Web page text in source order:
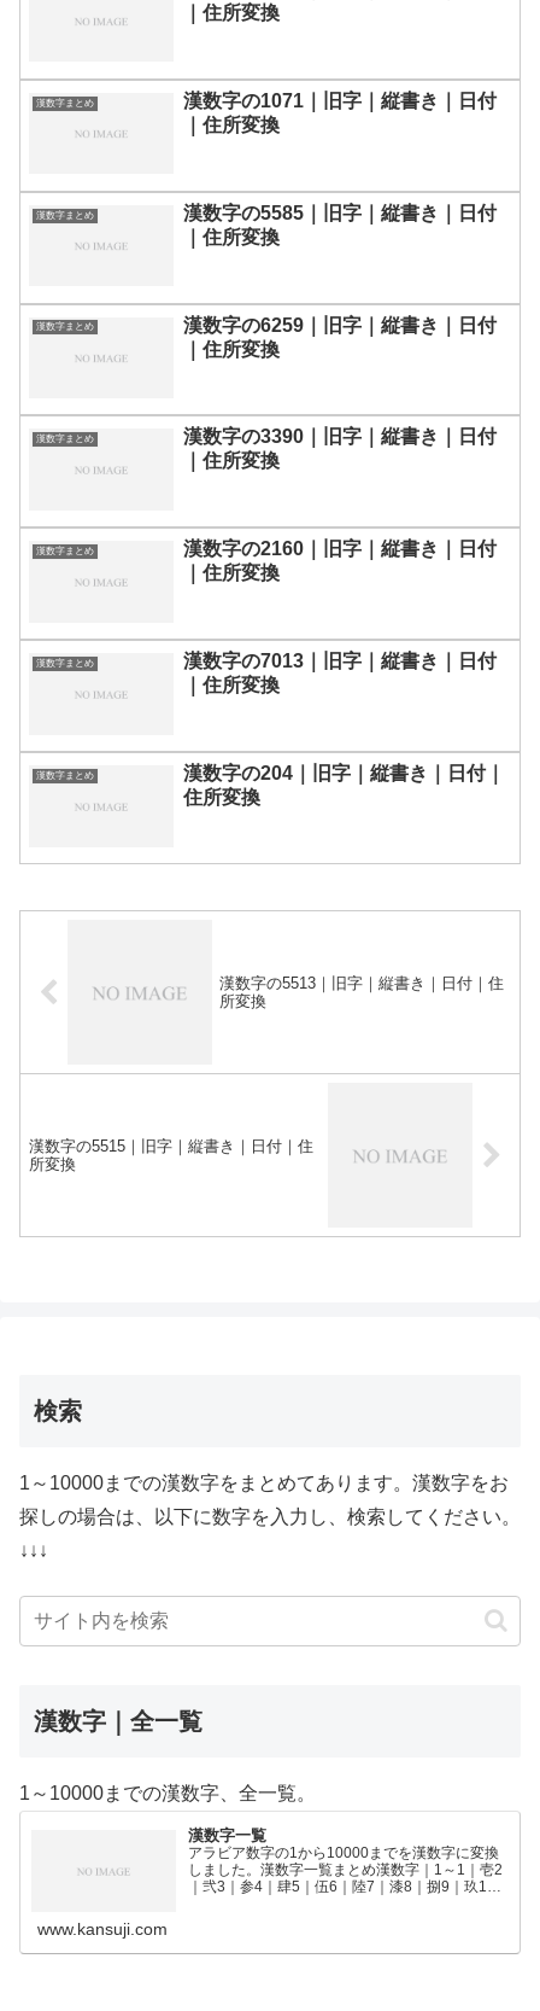
｜住所変換
漢数字まとめ
漢数字の1071｜旧字｜縦書き｜日付
｜住所変換
漢数字まとめ
漢数字の5585｜旧字｜縦書き｜日付
｜住所変換
漢数字まとめ
漢数字の6259｜旧字｜縦書き｜日付
｜住所変換
漢数字まとめ
漢数字の3390｜旧字｜縦書き｜日付
｜住所変換
漢数字まとめ
漢数字の2160｜旧字｜縦書き｜日付
｜住所変換
漢数字まとめ
漢数字の7013｜旧字｜縦書き｜日付
｜住所変換
漢数字まとめ
漢数字の204｜旧字｜縦書き｜日付｜
住所変換
漢数字の5513｜旧字｜縦書き｜日付｜住
所変換
漢数字の5515｜旧字｜縦書き｜日付｜住
所変換
検索
1～10000までの漢数字をまとめてあります。漢数字をお
探しの場合は、以下に数字を入力し、検索してください。
↓↓↓
漢数字｜全一覧
1～10000までの漢数字、全一覧。
漢数字一覧
アラビア数字の1から10000までを漢数字に変換
しました。漢数字一覧まとめ漢数字｜1～1｜壱2
｜弐3｜参4｜肆5｜伍6｜陸7｜漆8｜捌9｜玖10
www.kansuji.com